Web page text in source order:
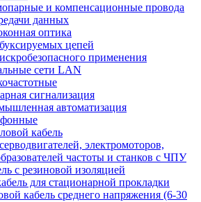
и компенсационные провода
данных
оптика
цепей
применения
сети LAN
сигнализация
автоматизация
кабель
электромоторов,
частоты и станков с ЧПУ
с резиновой изоляцией
для стационарной прокладки
кабель среднего напряжения (6-30